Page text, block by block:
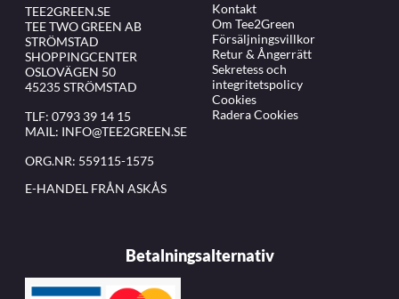
TEE2GREEN.SE
TEE TWO GREEN AB
STRÖMSTAD
SHOPPINGCENTER
OSLOVÄGEN 50
45235 STRÖMSTAD
TLF: 0793 39 14 15
MAIL: INFO@TEE2GREEN.SE
ORG.NR: 559115-1575
E-HANDEL FRÅN ASKÅS
Kontakt
Om Tee2Green
Försäljningsvillkor
Retur & Ångerrätt
Sekretess och
integritetspolicy
Cookies
Radera Cookies
Betalningsalternativ